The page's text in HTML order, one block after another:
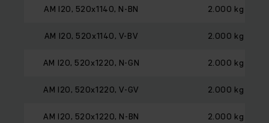
AM I20, 520x1140, N-BN 2.000 kg
AM I20, 520x1140, V-BV 2.000 kg
AM I20, 520x1220, N-GN 2.000 kg
AM I20, 520x1220, V-GV 2.000 kg
AM I20, 520x1220, N-BN 2.000 kg